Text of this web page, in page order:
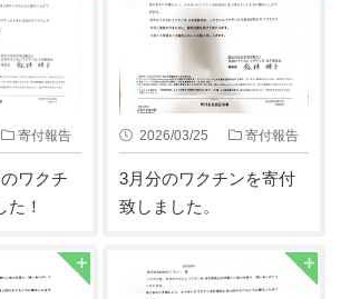
寄付報告
ワクチ
た！
2026/03/25 寄付報告
3月分のワクチンを寄付
致しました。